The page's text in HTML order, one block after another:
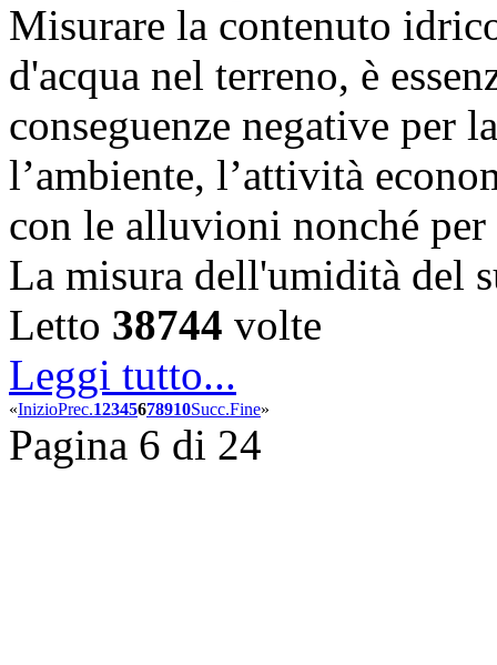
Misurare la contenuto
d'acqua nel terreno, è
conseguenze negative per
l’ambiente, l’attività
con le alluvioni nonché
La misura dell'umidità del
Letto 38744 volte
Leggi tutto...
«InizioPrec.12345678910Succ.Fine»
Pagina 6 di 24